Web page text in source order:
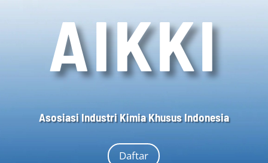
AIKKI
Asosiasi Industri Kimia Khusus Indonesia
Daftar